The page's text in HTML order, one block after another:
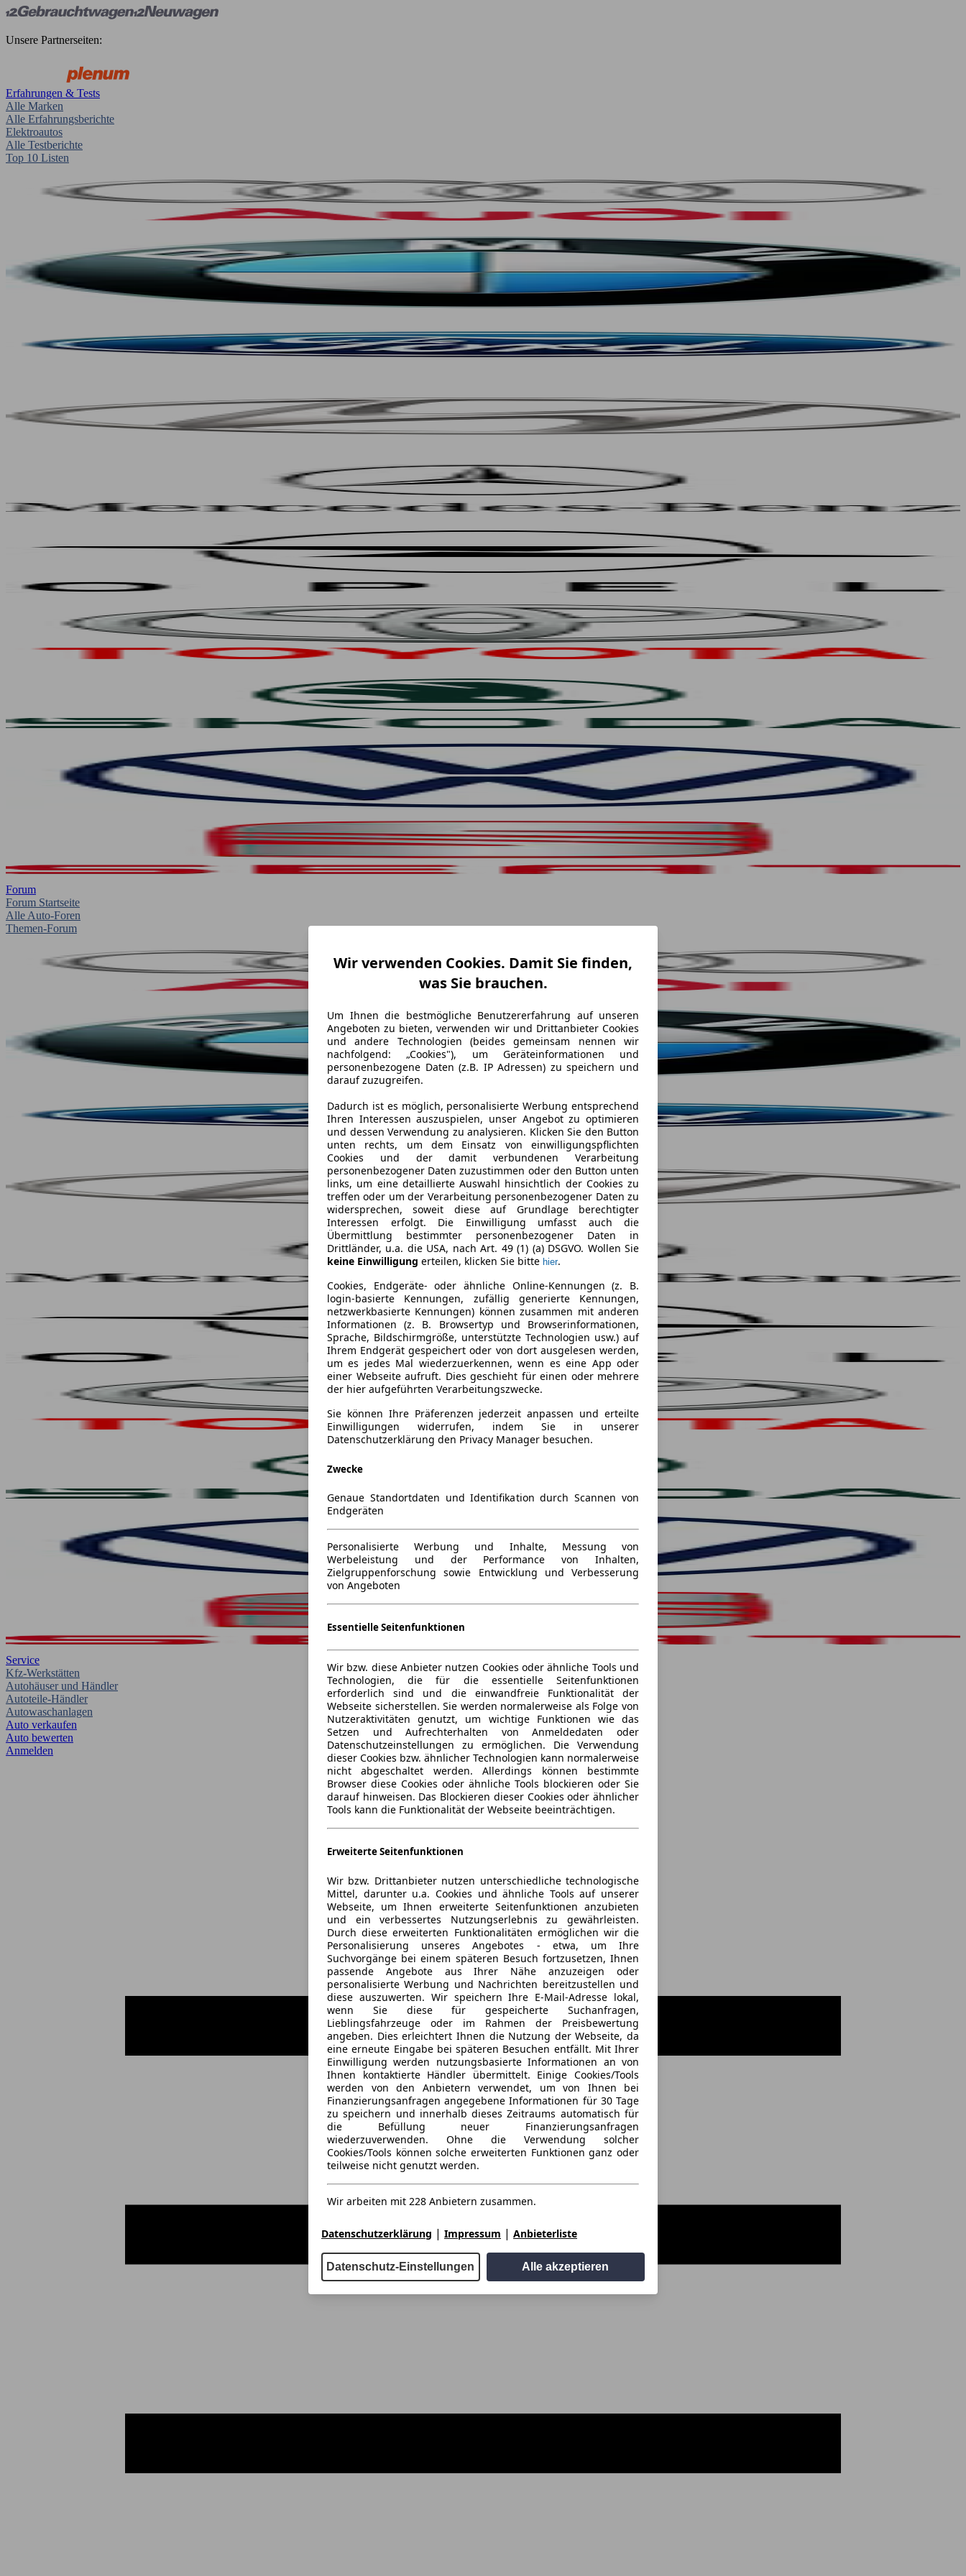
Unsere Partnerseiten:
Erfahrungen & Tests
Alle Marken
Alle Erfahrungsberichte
Elektroautos
Alle Testberichte
Top 10 Listen
Forum
Forum Startseite
Alle Auto-Foren
Themen-Forum
Service
Kfz-Werkstätten
Autohäuser und Händler
Autoteile-Händler
Autowaschanlagen
Auto verkaufen
Auto bewerten
Anmelden
Wir verwenden Cookies. Damit Sie finden,
was Sie brauchen.
Um Ihnen die bestmögliche Benutzererfahrung auf unseren
Angeboten zu bieten, verwenden wir und Drittanbieter Cookies
und andere Technologien (beides gemeinsam nennen wir
nachfolgend: „Cookies"), um Geräteinformationen und
personenbezogene Daten (z.B. IP Adressen) zu speichern und
darauf zuzugreifen.
Dadurch ist es möglich, personalisierte Werbung entsprechend
Ihren Interessen auszuspielen, unser Angebot zu optimieren
und dessen Verwendung zu analysieren. Klicken Sie den Button
unten rechts, um dem Einsatz von einwilligungspflichten
Cookies und der damit verbundenen Verarbeitung
personenbezogener Daten zuzustimmen oder den Button unten
links, um eine detaillierte Auswahl hinsichtlich der Cookies zu
treffen oder um der Verarbeitung personenbezogener Daten zu
widersprechen, soweit diese auf Grundlage berechtigter
Interessen erfolgt. Die Einwilligung umfasst auch die
Übermittlung bestimmter personenbezogener Daten in
Drittländer, u.a. die USA, nach Art. 49 (1) (a) DSGVO. Wollen Sie
keine Einwilligung erteilen, klicken Sie bitte hier.
Cookies, Endgeräte- oder ähnliche Online-Kennungen (z. B.
login-basierte Kennungen, zufällig generierte Kennungen,
netzwerkbasierte Kennungen) können zusammen mit anderen
Informationen (z. B. Browsertyp und Browserinformationen,
Sprache, Bildschirmgröße, unterstützte Technologien usw.) auf
Ihrem Endgerät gespeichert oder von dort ausgelesen werden,
um es jedes Mal wiederzuerkennen, wenn es eine App oder
einer Webseite aufruft. Dies geschieht für einen oder mehrere
der hier aufgeführten Verarbeitungszwecke.
Sie können Ihre Präferenzen jederzeit anpassen und erteilte
Einwilligungen widerrufen, indem Sie in unserer
Datenschutzerklärung den Privacy Manager besuchen.
Zwecke
Genaue Standortdaten und Identifikation durch Scannen von
Endgeräten
Personalisierte Werbung und Inhalte, Messung von
Werbeleistung und der Performance von Inhalten,
Zielgruppenforschung sowie Entwicklung und Verbesserung
von Angeboten
Essentielle Seitenfunktionen
Wir bzw. diese Anbieter nutzen Cookies oder ähnliche Tools und
Technologien, die für die essentielle Seitenfunktionen
erforderlich sind und die einwandfreie Funktionalität der
Webseite sicherstellen. Sie werden normalerweise als Folge von
Nutzeraktivitäten genutzt, um wichtige Funktionen wie das
Setzen und Aufrechterhalten von Anmeldedaten oder
Datenschutzeinstellungen zu ermöglichen. Die Verwendung
dieser Cookies bzw. ähnlicher Technologien kann normalerweise
nicht abgeschaltet werden. Allerdings können bestimmte
Browser diese Cookies oder ähnliche Tools blockieren oder Sie
darauf hinweisen. Das Blockieren dieser Cookies oder ähnlicher
Tools kann die Funktionalität der Webseite beeinträchtigen.
Erweiterte Seitenfunktionen
Wir bzw. Drittanbieter nutzen unterschiedliche technologische
Mittel, darunter u.a. Cookies und ähnliche Tools auf unserer
Webseite, um Ihnen erweiterte Seitenfunktionen anzubieten
und ein verbessertes Nutzungserlebnis zu gewährleisten.
Durch diese erweiterten Funktionalitäten ermöglichen wir die
Personalisierung unseres Angebotes - etwa, um Ihre
Suchvorgänge bei einem späteren Besuch fortzusetzen, Ihnen
passende Angebote aus Ihrer Nähe anzuzeigen oder
personalisierte Werbung und Nachrichten bereitzustellen und
diese auszuwerten. Wir speichern Ihre E-Mail-Adresse lokal,
wenn Sie diese für gespeicherte Suchanfragen,
Lieblingsfahrzeuge oder im Rahmen der Preisbewertung
angeben. Dies erleichtert Ihnen die Nutzung der Webseite, da
eine erneute Eingabe bei späteren Besuchen entfällt. Mit Ihrer
Einwilligung werden nutzungsbasierte Informationen an von
Ihnen kontaktierte Händler übermittelt. Einige Cookies/Tools
werden von den Anbietern verwendet, um von Ihnen bei
Finanzierungsanfragen angegebene Informationen für 30 Tage
zu speichern und innerhalb dieses Zeitraums automatisch für
die Befüllung neuer Finanzierungsanfragen
wiederzuverwenden. Ohne die Verwendung solcher
Cookies/Tools können solche erweiterten Funktionen ganz oder
teilweise nicht genutzt werden.
Wir arbeiten mit 228 Anbietern zusammen.
Datenschutzerklärung | Impressum | Anbieterliste
Datenschutz-Einstellungen Alle akzeptieren